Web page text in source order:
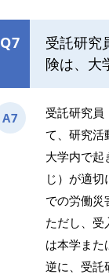
Q7
受託研究
険は、大
A7
受託研究員
て、研究活
大学内で起
じ）が適
での労働災
ただし、受
は本学また
逆に、受託